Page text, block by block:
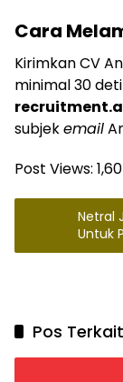
Cara
Kirimkan CV
minimal 30
subjekemail
Post Views:
Netral
Untuk
SMK
Pos Terkait